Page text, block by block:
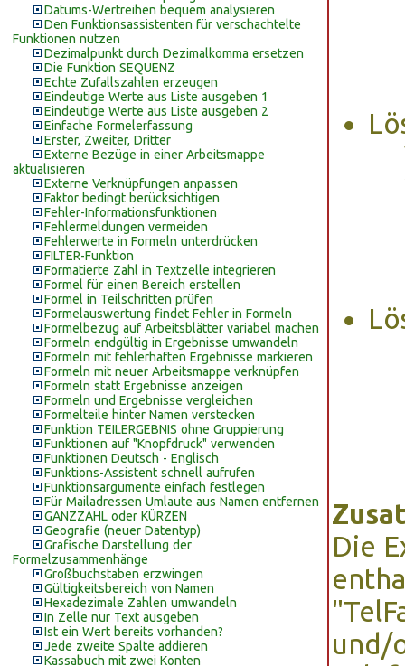
Datums-Wertreihen bequem analysieren
Den Funktionsassistenten für verschachtelte
Funktionen nutzen
Dezimalpunkt durch Dezimalkomma ersetzen
Die Funktion SEQUENZ
Echte Zufallszahlen erzeugen
Eindeutige Werte aus Liste ausgeben 1
Eindeutige Werte aus Liste ausgeben 2
Einfache Formelerfassung
Erster, Zweiter, Dritter
Externe Bezüge in einer Arbeitsmappe
aktualisieren
Externe Verknüpfungen anpassen
Faktor bedingt berücksichtigen
Fehler-Informationsfunktionen
Fehlermeldungen vermeiden
Fehlerwerte in Formeln unterdrücken
FILTER-Funktion
Formatierte Zahl in Textzelle integrieren
Formel für einen Bereich erstellen
Formel in Teilschritten prüfen
Formelauswertung findet Fehler in Formeln
Formelbezug auf Arbeitsblätter variabel machen
Formeln endgültig in Ergebnisse umwandeln
Formeln mit fehlerhaften Ergebnisse markieren
Formeln mit neuer Arbeitsmappe verknüpfen
Formeln statt Ergebnisse anzeigen
Formeln und Ergebnisse vergleichen
Formelteile hinter Namen verstecken
Funktion TEILERGEBNIS ohne Gruppierung
Funktionen auf "Knopfdruck" verwenden
Funktionen Deutsch - Englisch
Funktions-Assistent schnell aufrufen
Funktionsargumente einfach festlegen
Für Mailadressen Umlaute aus Namen entfernen
GANZZAHL oder KÜRZEN
Geografie (neuer Datentyp)
Grafische Darstellung der
Formelzusammenhänge
Großbuchstaben erzwingen
Gültigkeitsbereich von Namen
Hexadezimale Zahlen umwandeln
In Zelle nur Text ausgeben
Ist ein Wert bereits vorhanden?
Jede zweite Spalte addieren
Kassabuch mit zwei Konten
Die
und/